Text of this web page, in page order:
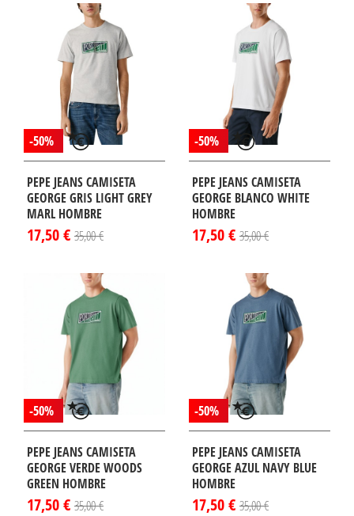
-50%
PEPE JEANS CAMISETA
GEORGE GRIS LIGHT GREY
MARL HOMBRE
17,50 € 35,00 €
-50%
PEPE JEANS CAMISETA
GEORGE BLANCO WHITE
HOMBRE
17,50 € 35,00 €
-50%
PEPE JEANS CAMISETA
GEORGE VERDE WOODS
GREEN HOMBRE
17,50 € 35,00 €
-50%
PEPE JEANS CAMISETA
GEORGE AZUL NAVY BLUE
HOMBRE
17,50 € 35,00 €